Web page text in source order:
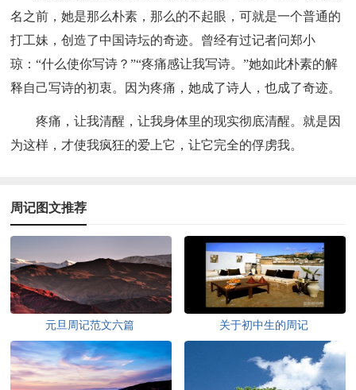
名之前，她是那么朴素，那么的不起眼，可就是一个普通的
打工妹，创造了中国诗坛的奇迹。曾经有过记者问郑小
琼：“什么使你写诗？”“疼痛感让我写诗。”她如此朴素的解
释自己写诗的初衷。因为疼痛，她成了诗人，也成了奇迹。
疼痛，让我清醒，让我身体里的现实彻底清醒。就是因
为这样，才使我疯狂的爱上它，让它完全的俘虏我。
周记图文推荐
元旦周记范文六篇 关于初中生的周记